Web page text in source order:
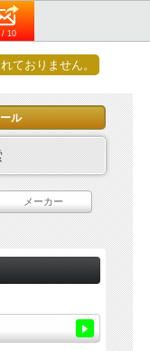
/ 10
ておりません。
ル
メーカー